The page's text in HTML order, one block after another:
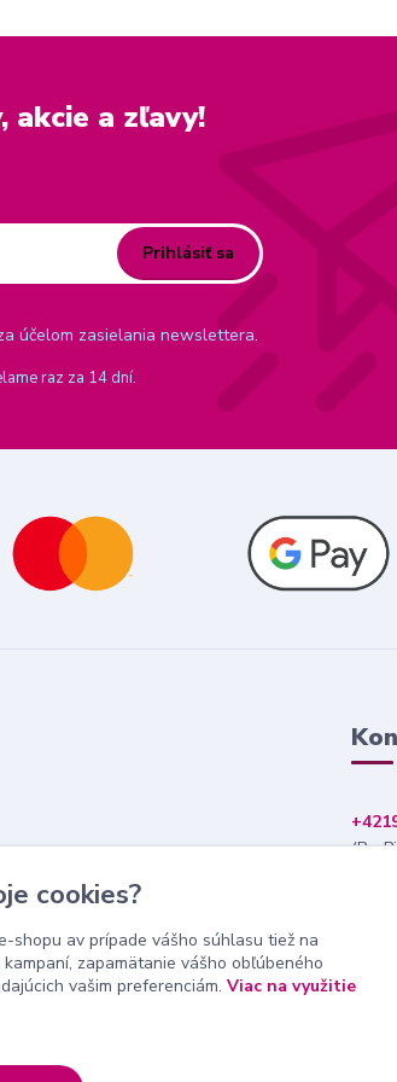
akcie a zľavy!
Prihlásiť sa
účelom zasielania newslettera.
raz za 14 dní.
(Po-
cookies?
shopu av prípade vášho súhlasu tiež na
zapamätanie vášho obľúbeného
vašim preferenciám. Viac na využitie